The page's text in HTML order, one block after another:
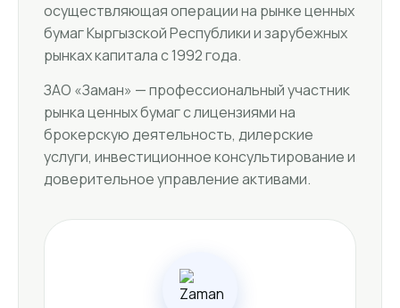
осуществляющая операции на рынке ценных
бумаг Кыргызской Республики и зарубежных
рынках капитала с 1992 года.
ЗАО «Заман» — профессиональный участник
рынка ценных бумаг с лицензиями на
брокерскую деятельность, дилерские
услуги, инвестиционное консультирование и
доверительное управление активами.